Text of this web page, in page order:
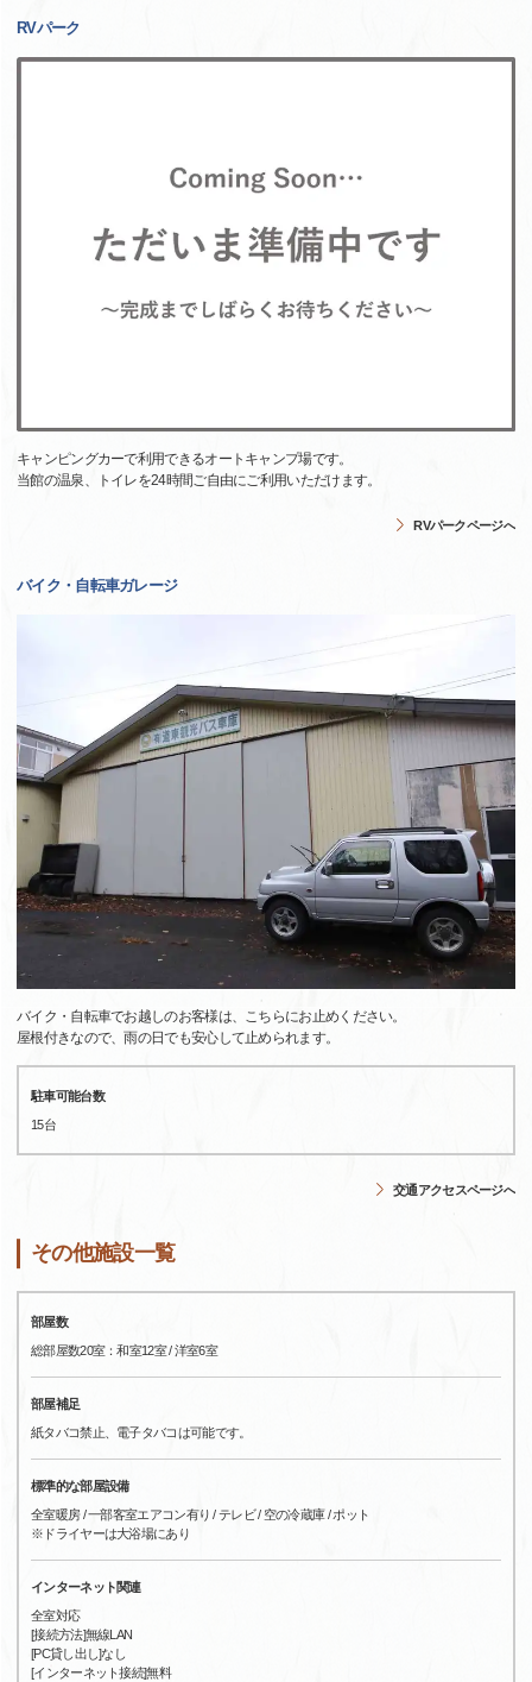
RVパーク
キャンピングカーで利用できるオートキャンプ場です。
当館の温泉、トイレを24時間ご自由にご利用いただけます。
RVパークページへ
バイク・自転車ガレージ
バイク・自転車でお越しのお客様は、こちらにお止めください。
屋根付きなので、雨の日でも安心して止められます。
駐車可能台数
15台
交通アクセスページへ
その他施設一覧
部屋数
総部屋数20室：和室12室 / 洋室6室
部屋補足
紙タバコ禁止、電子タバコは可能です。
標準的な部屋設備
全室暖房 / 一部客室エアコン有り / テレビ / 空の冷蔵庫 / ポット
※ドライヤーは大浴場にあり
インターネット関連
全室対応
[接続方法]無線LAN
[PC貸し出し]なし
[インターネット接続]無料